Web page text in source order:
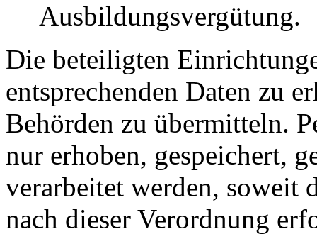
Ausbildungsvergütung.
Die beteiligten
entsprechenden Daten zu
Behörden zu übermitteln.
nur erhoben, gespeichert,
verarbeitet werden, soweit
nach dieser Verordnung